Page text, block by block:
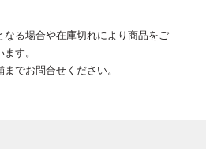
なる場合や在庫切れにより商品をご
す。
でお問合せください。